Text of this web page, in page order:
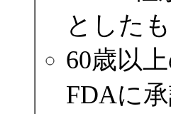
としたも
60歳以
FDAに承